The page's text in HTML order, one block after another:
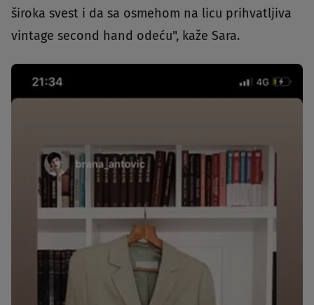
široka svest i da sa osmehom na licu prihvatljiva
vintage second hand odeću", kaže Sara.